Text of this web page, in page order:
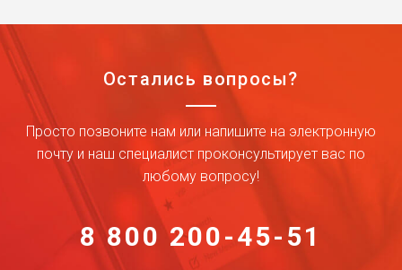
Остались вопросы?
Просто позвоните нам или напишите на электронную
почту и наш специалист проконсультирует вас по
любому вопросу!
8 800 200-45-51